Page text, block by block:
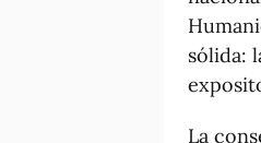
sólida:
La